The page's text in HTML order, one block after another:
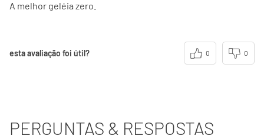
A melhor geléia zero.
esta avaliação foi útil? 0 0
PERGUNTAS & RESPOSTAS